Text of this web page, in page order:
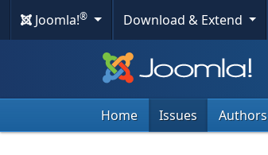
Joomla!® Download & Extend
Home Issues Authors